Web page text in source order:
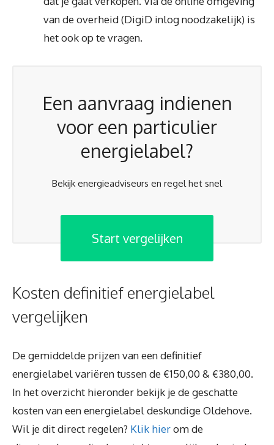
van de overheid (DigiD inlog noodzakelijk) is
het ook op te vragen.
Een aanvraag indienen
voor een particulier
energielabel?
Bekijk energieadviseurs en regel het snel
Start vergelijken
Kosten definitief energielabel
vergelijken
De gemiddelde prijzen van een definitief
energielabel variëren tussen de €150,00 & €380,00.
In het overzicht hieronder bekijk je de geschatte
kosten van een energielabel deskundige Oldehove.
Wil je dit direct regelen? Klik hierom de